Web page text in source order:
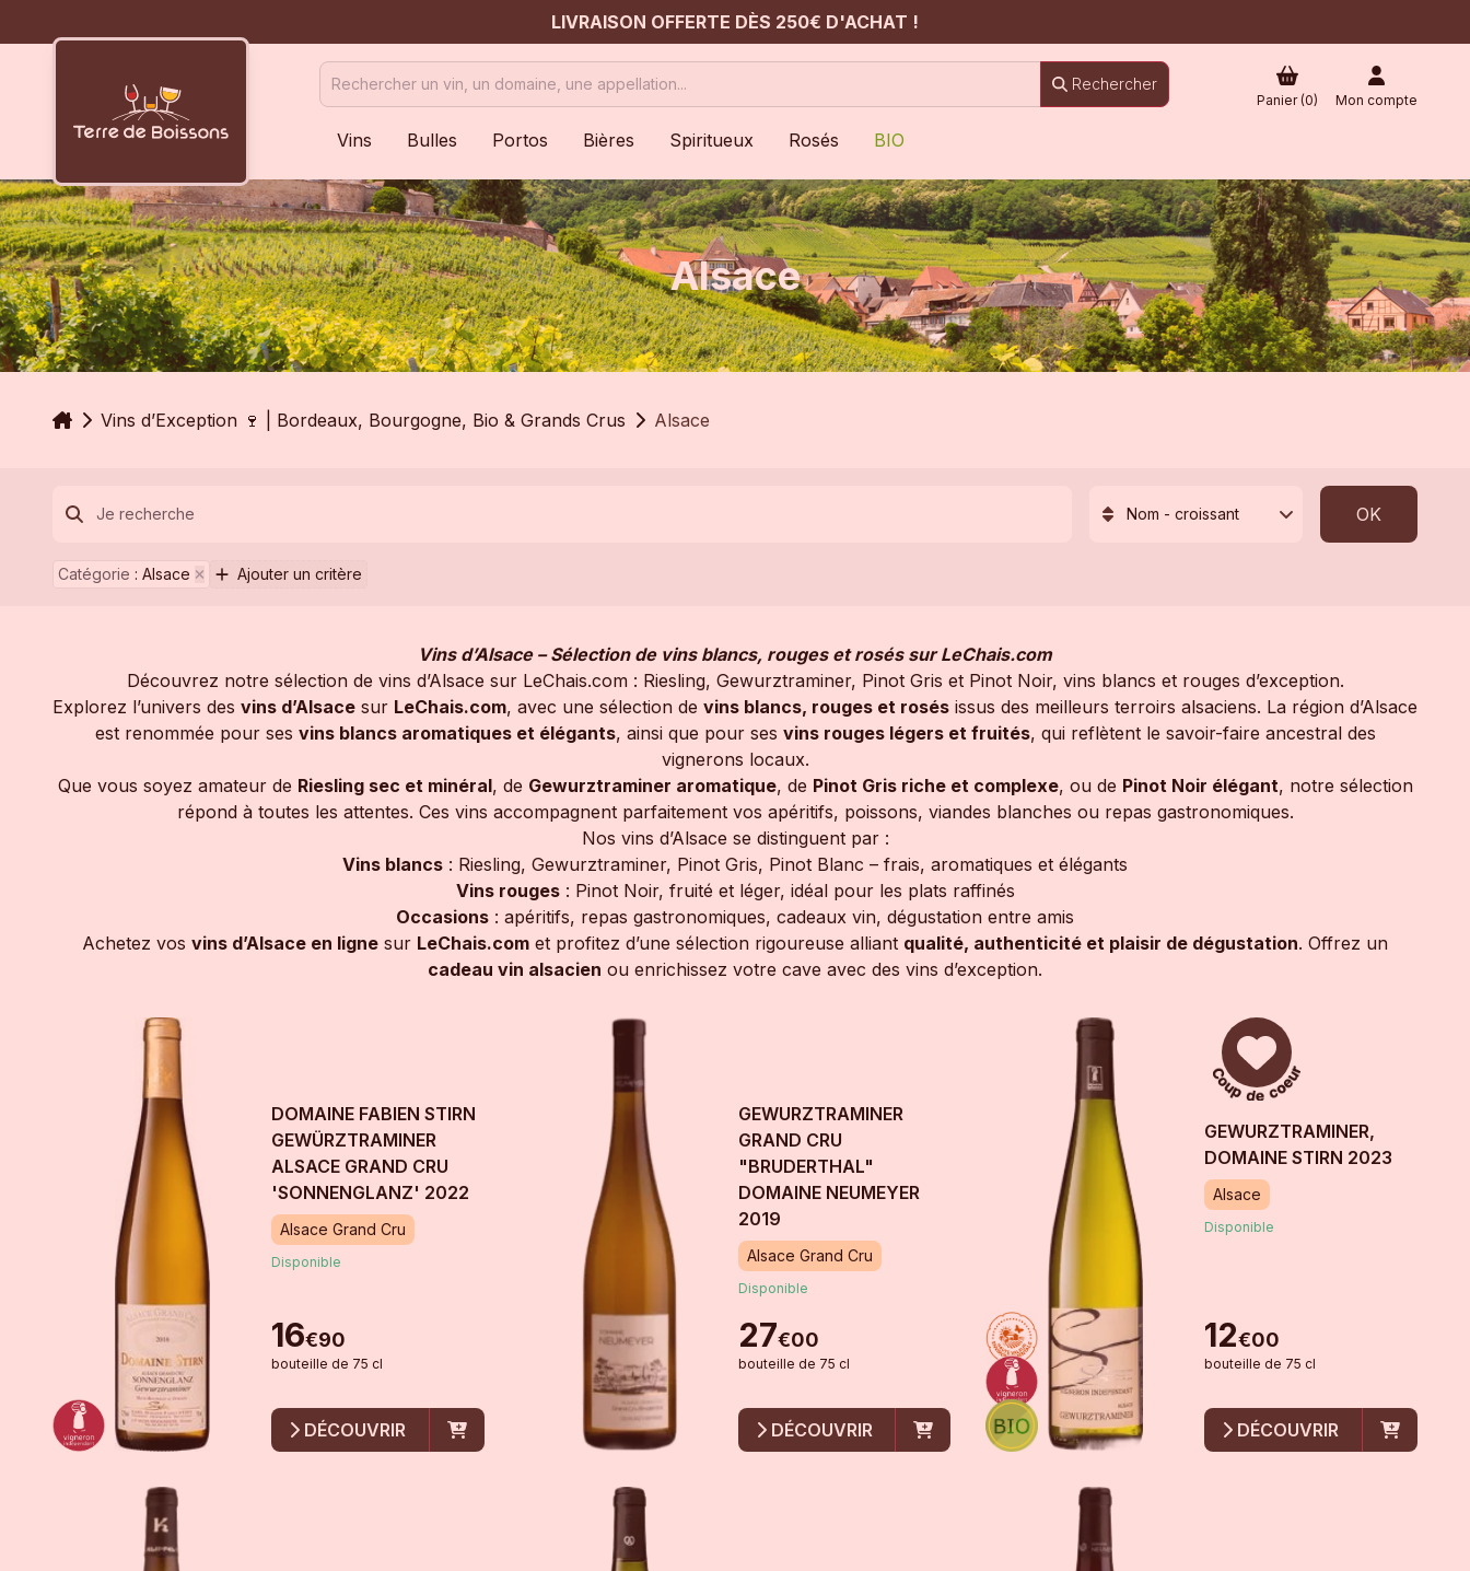
LIVRAISON OFFERTE DÈS 250€ D'ACHAT !
Rechercher
Panier (0) Mon compte
Vins Bulles Portos Bières Spiritueux Rosés BIO
Alsace
AccueilVins d’Exception 🍷 | Bordeaux, Bourgogne, Bio & Grands Crus Alsace
Nom - croissant OK
Catégorie : Alsace Ajouter un critère
Vins d’Alsace – Sélection de vins blancs, rouges et rosés sur LeChais.com
Découvrez notre sélection de vins d’Alsace sur LeChais.com : Riesling, Gewurztraminer, Pinot Gris et Pinot Noir, vins blancs et rouges d’exception.
Explorez l’univers des vins d’Alsace sur LeChais.com, avec une sélection de vins blancs, rouges et rosés issus des meilleurs terroirs alsaciens. La région d’Alsace
est renommée pour ses vins blancs aromatiques et élégants, ainsi que pour ses vins rouges légers et fruités, qui reflètent le savoir-faire ancestral des
vignerons locaux.
Que vous soyez amateur de Riesling sec et minéral, de Gewurztraminer aromatique, de Pinot Gris riche et complexe, ou de Pinot Noir élégant, notre sélection
répond à toutes les attentes. Ces vins accompagnent parfaitement vos apéritifs, poissons, viandes blanches ou repas gastronomiques.
Nos vins d’Alsace se distinguent par :
Vins blancs : Riesling, Gewurztraminer, Pinot Gris, Pinot Blanc – frais, aromatiques et élégants
Vins rouges: Pinot Noir, fruité et léger, idéal pour les plats raffinés
Occasions : apéritifs, repas gastronomiques, cadeaux vin, dégustation entre amis
Achetez vos vins d’Alsace en ligne sur LeChais.com et profitez d’une sélection rigoureuse alliant qualité, authenticité et plaisir de dégustation. Offrez un
cadeau vin alsacien ou enrichissez votre cave avec des vins d’exception.
DOMAINE FABIEN STIRN
GEWÜRZTRAMINER
ALSACE GRAND CRU
'SONNENGLANZ' 2022
Alsace Grand Cru
Disponible
16€90
bouteille de 75 cl
DÉCOUVRIR
GEWURZTRAMINER
GRAND CRU
"BRUDERTHAL"
DOMAINE NEUMEYER
2019
Alsace Grand Cru
Disponible
27€00
bouteille de 75 cl
DÉCOUVRIR
GEWURZTRAMINER,
DOMAINE STIRN 2023
Alsace
Disponible
12€00
bouteille de 75 cl
DÉCOUVRIR